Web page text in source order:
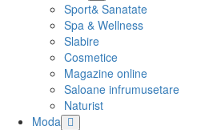
Sport& Sanatate
Spa & Wellness
Slabire
Cosmetice
Magazine online
Saloane infrumusetare
Naturist
Moda